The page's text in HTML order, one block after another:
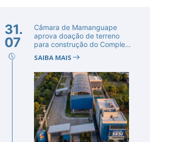
31.
07
Câmara de Mamanguape
aprova doação de terreno
para construção do Complexo
SAIBA MAIS